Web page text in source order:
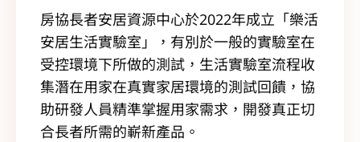
房協長者安居資源中心於2022年成立「樂活
安居生活實驗室」，有別於一般的實驗室在
受控環境下所做的測試，生活實驗室流程收
集潛在用家在真實家居環境的測試回饋，協
助研發人員精準掌握用家需求，開發真正切
合長者所需的嶄新產品。